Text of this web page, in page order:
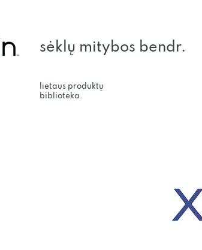
sėklų mitybos bendr.
lietaus produktų
biblioteka.